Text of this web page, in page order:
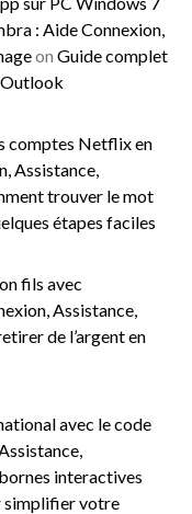
: Aide Connexion,
on Guide complet
Outlook
comptes Netflix en
Assistance,
trouver le mot
étapes faciles
fils avec
Assistance,
de l’argent en
avec le code
interactives
simplifier votre